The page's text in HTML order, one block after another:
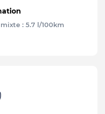
: 5.7 l/100km